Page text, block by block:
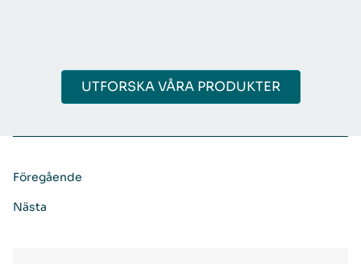
UTFORSKA VÅRA PRODUKTER
Föregående
Nästa